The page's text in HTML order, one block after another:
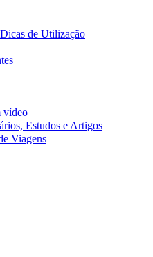
de Utilização
vídeo
Estudos e Artigos
Viagens